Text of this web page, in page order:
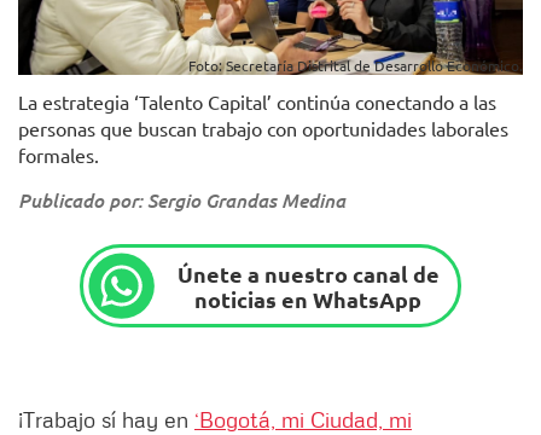
Foto: Secretaría Distrital de Desarrollo Económico.
La estrategia ‘Talento Capital’ continúa conectando a las
personas que buscan trabajo con oportunidades laborales
formales.
Publicado por: Sergio Grandas Medina
Únete a nuestro canal de
noticias en WhatsApp
¡Trabajo sí hay en ‘Bogotá, mi Ciudad, mi